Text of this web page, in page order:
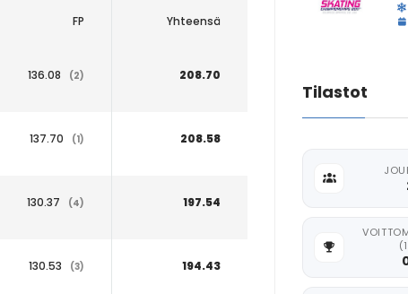
FP Yhteensä
136.08 (2) 208.70
137.70 (1) 208.58
130.37 (4) 197.54
130.53 (3) 194.43
Tilastot